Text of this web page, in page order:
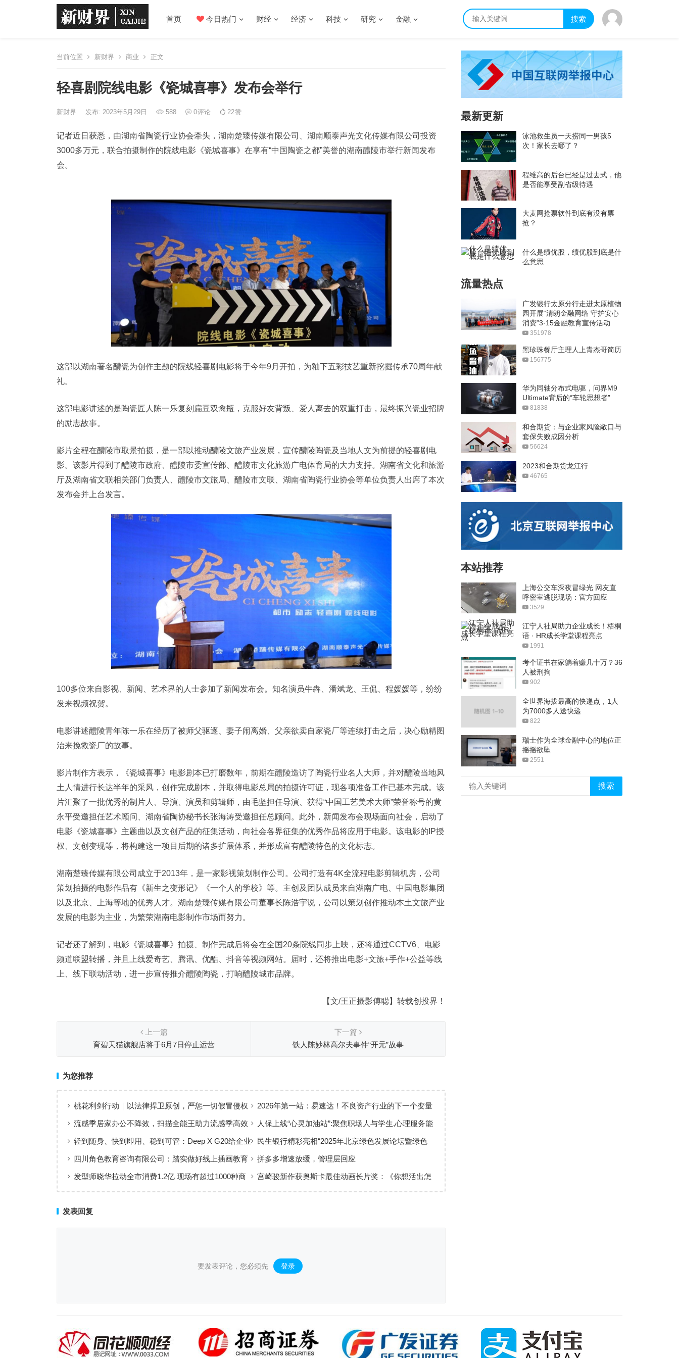
首页 今日热门 财经 经济 科技 研究 金融 搜索
当前位置 新财界 商业 正文
轻喜剧院线电影《瓷城喜事》发布会举行
新财界 发布: 2023年5月29日 588 0评论 22赞
记者近日获悉，由湖南省陶瓷行业协会牵头，湖南楚臻传媒有限公司、湖南顺泰声光文化传媒有限公司投资
3000多万元，联合拍摄制作的院线电影《瓷城喜事》在享有“中国陶瓷之都”美誉的湖南醴陵市举行新闻发布
会。
这部以湖南著名醴瓷为创作主题的院线轻喜剧电影将于今年9月开拍，为釉下五彩技艺重新挖掘传承70周年献
礼。
这部电影讲述的是陶瓷匠人陈一乐复刻扁豆双禽瓶，克服好友背叛、爱人离去的双重打击，最终振兴瓷业招牌
的励志故事。
影片全程在醴陵市取景拍摄，是一部以推动醴陵文旅产业发展，宣传醴陵陶瓷及当地人文为前提的轻喜剧电
影。该影片得到了醴陵市政府、醴陵市委宣传部、醴陵市文化旅游广电体育局的大力支持。湖南省文化和旅游
厅及湖南省文联相关部门负责人、醴陵市文旅局、醴陵市文联、湖南省陶瓷行业协会等单位负责人出席了本次
发布会并上台发言。
100多位来自影视、新闻、艺术界的人士参加了新闻发布会。知名演员牛犇、潘斌龙、王侃、程媛媛等，纷纷
发来视频祝贺。
电影讲述醴陵青年陈一乐在经历了被师父驱逐、妻子闹离婚、父亲欲卖自家瓷厂等连续打击之后，决心励精图
治来挽救瓷厂的故事。
影片制作方表示，《瓷城喜事》电影剧本已打磨数年，前期在醴陵造访了陶瓷行业名人大师，并对醴陵当地风
土人情进行长达半年的采风，创作完成剧本，并取得电影总局的拍摄许可证，现各项准备工作已基本完成。该
片汇聚了一批优秀的制片人、导演、演员和剪辑师，由毛坚担任导演、获得“中国工艺美术大师”荣誉称号的黄
永平受邀担任艺术顾问、湖南省陶协秘书长张海涛受邀担任总顾问。此外，新闻发布会现场面向社会，启动了
电影《瓷城喜事》主题曲以及文创产品的征集活动，向社会各界征集的优秀作品将应用于电影。该电影的IP授
权、文创变现等，将构建这一项目后期的诸多扩展体系，并形成富有醴陵特色的文化标志。
湖南楚臻传媒有限公司成立于2013年，是一家影视策划制作公司。公司打造有4K全流程电影剪辑机房，公司
策划拍摄的电影作品有《新生之变形记》《一个人的学校》等。主创及团队成员来自湖南广电、中国电影集团
以及北京、上海等地的优秀人才。湖南楚臻传媒有限公司董事长陈浩宇说，公司以策划创作推动本土文旅产业
发展的电影为主业，为繁荣湖南电影制作市场而努力。
记者还了解到，电影《瓷城喜事》拍摄、制作完成后将会在全国20条院线同步上映，还将通过CCTV6、电影
频道联盟转播，并且上线爱奇艺、腾讯、优酷、抖音等视频网站。届时，还将推出电影+文旅+手作+公益等线
上、线下联动活动，进一步宣传推介醴陵陶瓷，打响醴陵城市品牌。
【文/王正摄影傅聪】转载创投界！
上一篇
育碧天猫旗舰店将于6月7日停止运营
下一篇
铁人陈妙林高尔夫事件“开元”故事
为您推荐
桃花利剑行动｜以法律捍卫原创，严惩一切假冒侵权
2026年第一站：易速达！不良资产行业的下一个变量
已出现
流感季居家办公不降效，扫描全能王助力流感季高效
工作
人保上线“心灵加油站”:聚焦职场人与学生,心理服务能
否打破行业惯性?
轻到随身、快到即用、稳到可管：Deep X G20给企业
AI一条更短的落地路径
民生银行精彩亮相“2025年北京绿色发展论坛暨绿色
产业博览会”，共筑绿色经济新标杆
四川角色教育咨询有限公司：踏实做好线上插画教育 拼多多增速放缓，管理层回应
发型师晓华拉动全市消费1.2亿 现场有超过1000种商
宫崎骏新作获奥斯卡最佳动画长片奖：《你想活出怎
发表回复
要发表评论，您必须先 登录 。
最新更新
泳池救生员一天捞同一男孩5
次！家长去哪了？
程维高的后台已经是过去式，他
是否能享受副省级待遇
大麦网抢票软件到底有没有票
抢？
什么是绩优股，绩优股到底是什
么意思
流量热点
广发银行太原分行走进太原植物
园开展“清朗金融网络 守护安心
消费”3·15金融教育宣传活动
351978
黑珍珠餐厅主理人上青杰哥简历
156775
华为同轴分布式电驱，问界M9
Ultimate背后的“车轮思想者”
81838
和合期货：与企业家风险敞口与
套保失败成因分析
56624
2023和合期货龙江行
46765
本站推荐
上海公交车深夜冒绿光 网友直
呼密室逃脱现场：官方回应
3529
江宁人社局助力企业成长！梧桐
语 · HR成长学堂课程亮点
1991
考个证书在家躺着赚几十万？36
人被刑拘
902
全世界海拔最高的快递点，1人
为7000多人送快递
822
瑞士作为全球金融中心的地位正
摇摇欲坠
2551
搜索